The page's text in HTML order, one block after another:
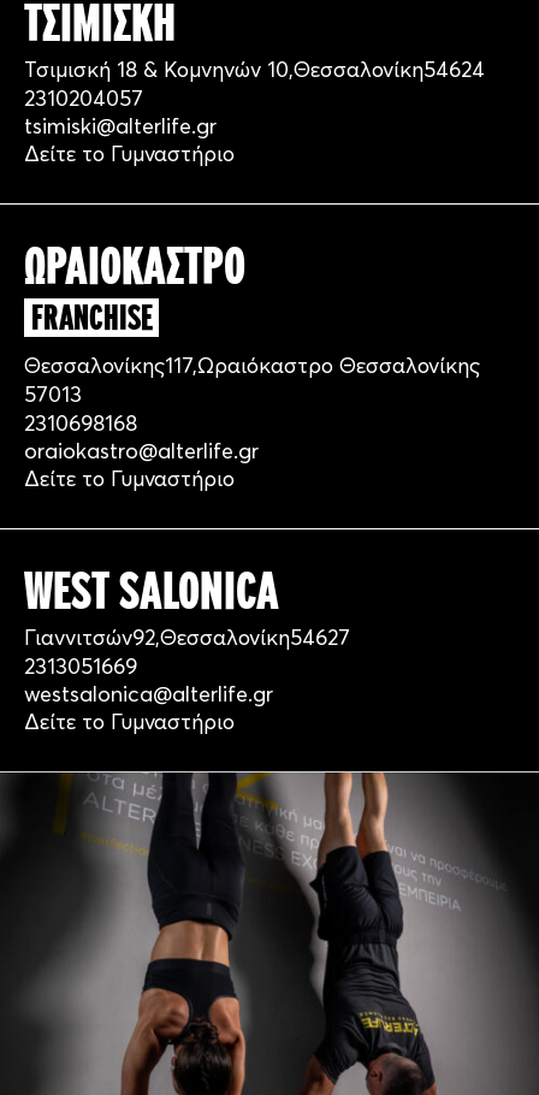
ΤΣΙΜΙΣΚΗ
Τσιμισκή 18 & Κομνηνών 10,Θεσσαλονίκη54624
2310204057
tsimiski@alterlife.gr
Δείτε το Γυμναστήριο
ΩΡΑΙΟΚΑΣΤΡΟ
FRANCHISE
Θεσσαλονίκης117,Ωραιόκαστρο Θεσσαλονίκης
57013
2310698168
oraiokastro@alterlife.gr
Δείτε το Γυμναστήριο
WEST SALONICA
Γιαννιτσών92,Θεσσαλονίκη54627
2313051669
westsalonica@alterlife.gr
Δείτε το Γυμναστήριο